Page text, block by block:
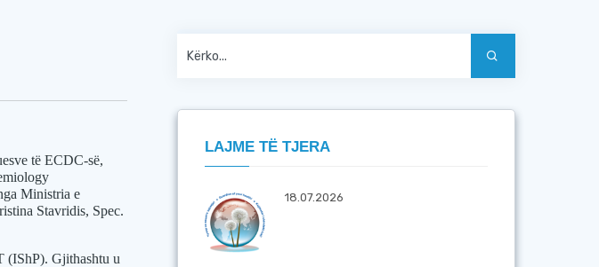
të ECDC-së,
Ministria e
Stavridis, Spec.
(IShP). Gjithashtu u
LAJME TË TJERA
18.07.2026